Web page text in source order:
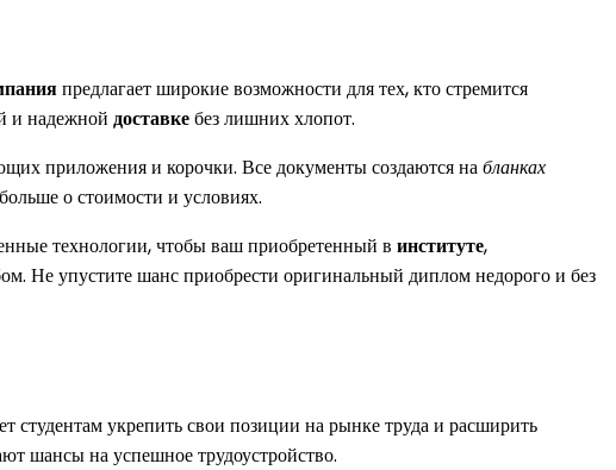
предлагает широкие возможности для тех, кто стремится
и надежной доставкебез лишних хлопот.
приложения и корочки. Все документы создаются набланках
о стоимости и условиях.
технологии, чтобы ваш приобретенный в институте,
Не упустите шанс приобрести оригинальный диплом недорого и без
укрепить свои позиции на рынке труда и расширить
шансы на успешное трудоустройство.